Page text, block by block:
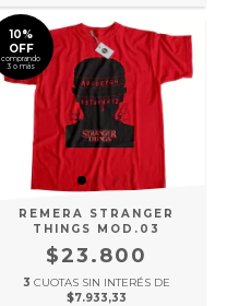
10%
OFF
comprando
3 o más
REMERA STRANGER
THINGS MOD.03
$23.800
3 CUOTAS SIN INTERÉS DE
$7.933,33